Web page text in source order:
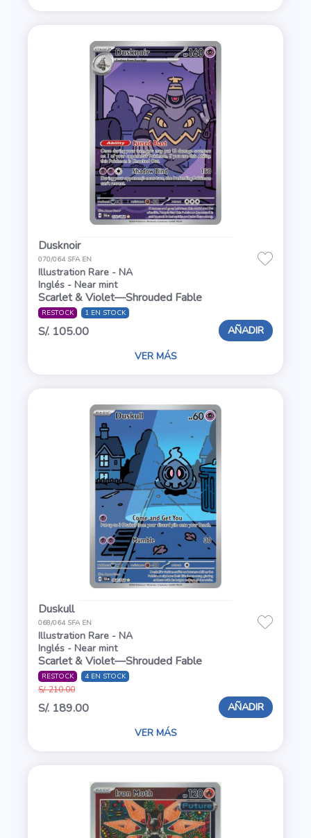
Dusknoir
070/064 SFA EN
Illustration Rare - NA
Inglés - Near mint
Scarlet & Violet—Shrouded Fable
RESTOCK 1 EN STOCK
S/. 105.00 AÑADIR
VER MÁS
Duskull
068/064 SFA EN
Illustration Rare - NA
Inglés - Near mint
Scarlet & Violet—Shrouded Fable
RESTOCK 4 EN STOCK
S/. 210.00
S/. 189.00 AÑADIR
VER MÁS